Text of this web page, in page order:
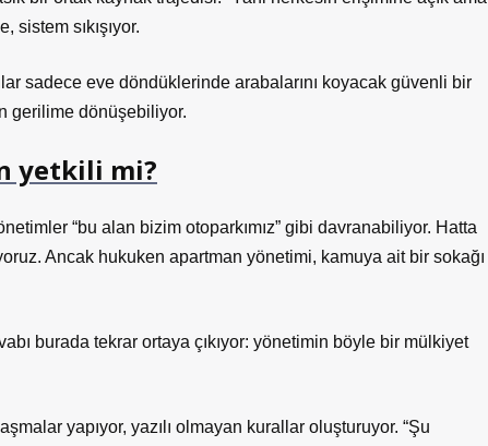
sistem sıkışıyor.
sadece eve döndüklerinde arabalarını koyacak güvenli bir
gerilime dönüşebiliyor.
yetkili mi?
“bu alan bizim otoparkımız” gibi davranabiliyor. Hatta
Ancak hukuken apartman yönetimi, kamuya ait bir sokağı
burada tekrar ortaya çıkıyor: yönetimin böyle bir mülkiyet
yapıyor, yazılı olmayan kurallar oluşturuyor. “Şu